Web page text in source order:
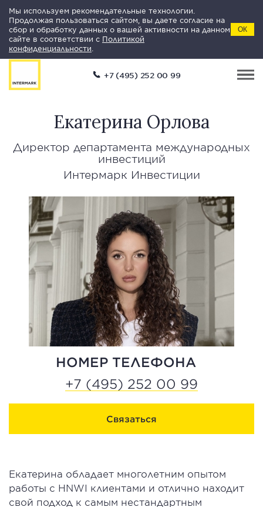
Мы используем рекомендательные технологии.
Продолжая пользоваться сайтом, вы даете согласие на
сбор и обработку данных о вашей активности на данном
сайте в соответствии с Политикой
конфиденциальности
ОК
+7 (495) 252 00 99
Екатерина Орлова
Директор департамента международных
инвестиций
Интермарк Инвестиции
НОМЕР ТЕЛЕФОНА
+7 (495) 252 00 99
Связаться
Екатерина обладает многолетним опытом
работы с HNWI клиентами и отлично находит
свой подход к самым нестандартным